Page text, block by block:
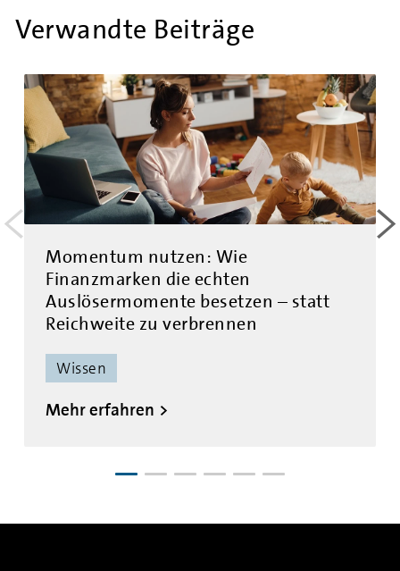
Verwandte Beiträge
Momentum nutzen: Wie
Finanzmarken die echten
Auslösermomente besetzen – statt
Reichweite zu verbrennen
Wissen
Mehr erfahren
< >